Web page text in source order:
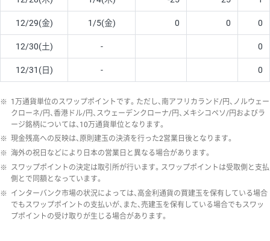
12/29(金) 1/5(金) 0 0 0
12/30(土) - 0
12/31(日) - 0
※ 1万通貨単位のスワップポイントです。ただし、南アフリカランド/円、ノルウェー
クローネ/円、香港ドル/円、スウェーデンクローナ/円、メキシコペソ/円およびラ
ージ銘柄については、10万通貨単位となります。
※ 現金残高への反映は、原則建玉の決済を行った2営業日後となります。
※ 海外の祝日などにより日本の営業日と異なる場合があります。
※ スワップポイントの決定は取引所が行います。スワップポイントは受取側と支払
側とで同額となっています。
※ インターバンク市場の状況によっては、高金利通貨の買建玉を保有している場合
でもスワップポイントの支払いが、また、売建玉を保有している場合でもスワッ
プポイントの受け取りが生じる場合があります。